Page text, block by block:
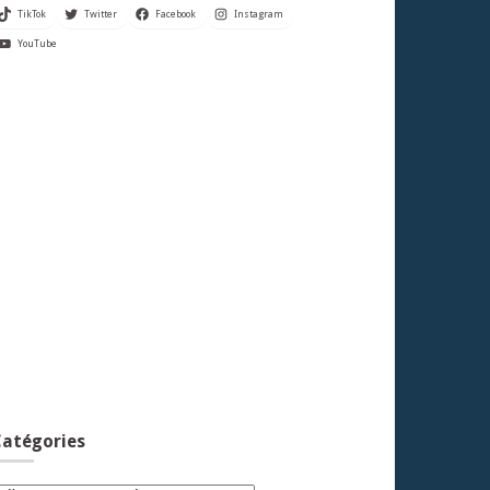
TikTok Twitter Facebook Instagram
YouTube